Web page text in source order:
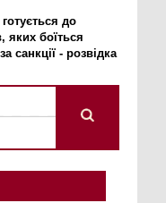
до
яких боїться
санкції - розвідка